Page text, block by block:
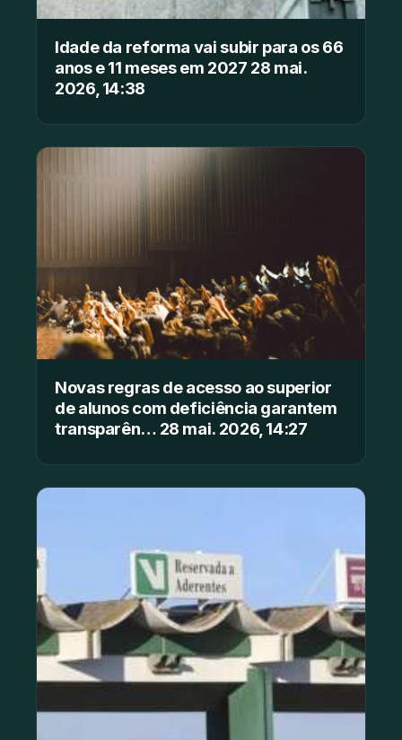
Idade da reforma vai subir para os 66
anos e 11 meses em 2027 28 mai.
2026, 14:38
Novas regras de acesso ao superior
de alunos com deficiência garantem
transparên… 28 mai. 2026, 14:27